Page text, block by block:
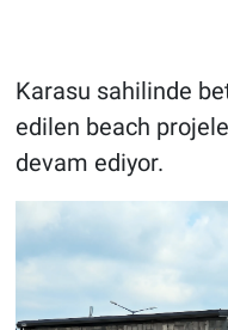
Karasu sahilinde
edilen beach
devam ediyor.